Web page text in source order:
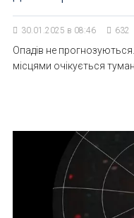
30.01.2025 в 08:46 632
Опадів не
місцями очікується туман